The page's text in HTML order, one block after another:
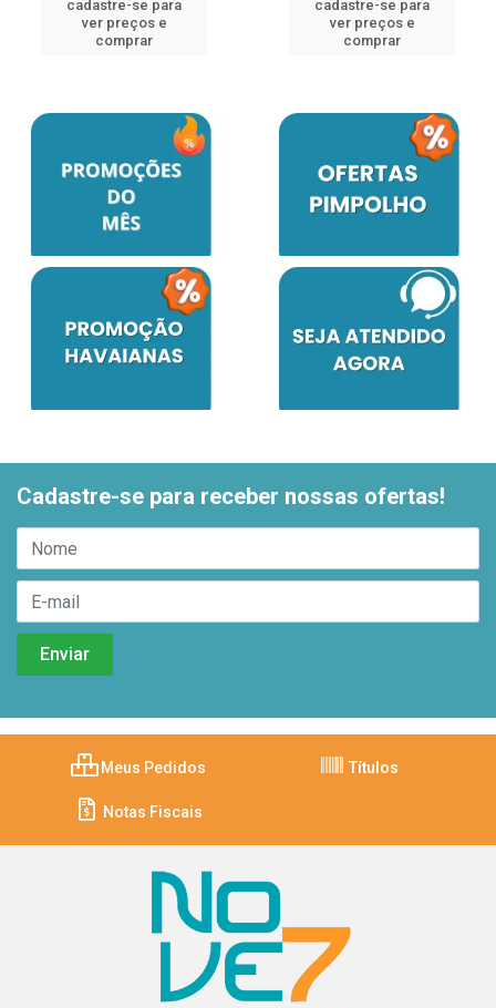
cadastre-se para
ver preços e
comprar
cadastre-se para
ver preços e
comprar
Cadastre-se para receber nossas ofertas!
Meus Pedidos Títulos
Notas Fiscais